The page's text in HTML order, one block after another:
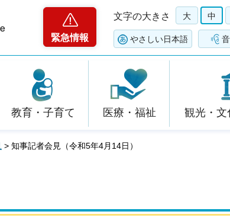
緊急情報
文字の大きさ 大 中
やさしい日本語
教育・子育て 医療・福祉 観光・文
> 知事記者会見（令和5年4月14日）